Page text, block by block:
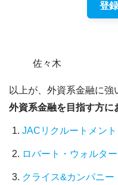
登
佐々木
以上が、外資系金融に強
外資系金融を目指す方に
JACリクルートメント
ロバート・ウォルタ
クライス&カンパニー